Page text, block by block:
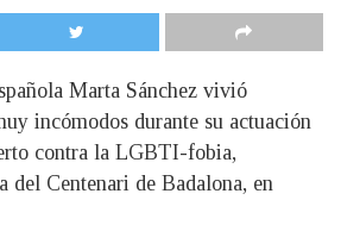
Marta Sánchez vivió
incómodos durante su actuación
contra la LGBTI-fobia,
del Centenari de Badalona, en